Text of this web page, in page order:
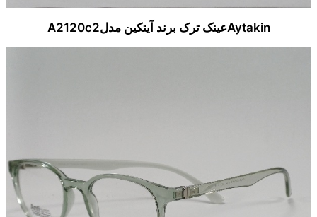
Aytakinعینک ترک برند آیتکین مدلA2120c2